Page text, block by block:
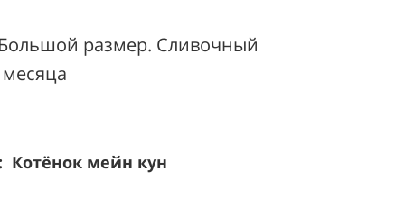
размер. Сливочный
месяца
Котёнок мейн кун